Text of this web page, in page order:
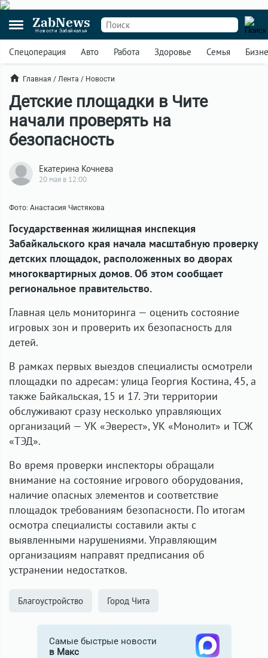
ZabNews
Новости Забайкалья
Спецоперация Авто Работа Здоровье Семья
Главная / Лента / Новости
Детские площадки в Чите
начали проверять на
безопасность
Екатерина Кочнева
20 мая в 12:00
Фото: Анастасия Чистякова
Государственная жилищная инспекция
Забайкальского края начала масштабную проверку
детских площадок, расположенных во дворах
многоквартирных домов. Об этом сообщает
региональное правительство.
Главная цель мониторинга — оценить состояние
игровых зон и проверить их безопасность для
детей.
В рамках первых выездов специалисты осмотрели
площадки по адресам: улица Георгия Костина, 45, а
также Байкальская, 15 и 17. Эти территории
обслуживают сразу несколько управляющих
организаций — УК «Эверест», УК «Монолит» и ТСЖ
«ТЭД».
Во время проверки инспекторы обращали
внимание на состояние игрового оборудования,
наличие опасных элементов и соответствие
площадок требованиям безопасности. По итогам
осмотра специалисты составили акты с
выявленными нарушениями. Управляющим
организациям направят предписания об
устранении недостатков.
Благоустройство Город Чита
Самые быстрые новости
в Макс